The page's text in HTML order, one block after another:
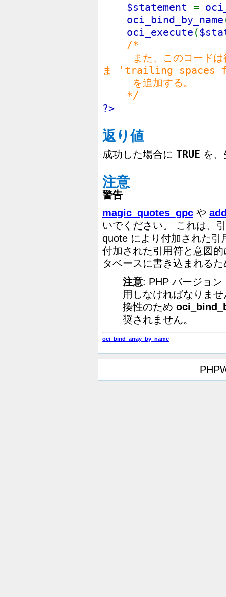
$statement =
oci_bind_by_name
oci_execute (
/*
また、このコードは
ま 'trailing
を追加する。
*/
?>
返り値
成功した場合に TRUE を
注意
警告
magic_quotes_gpc や
いでください。 これは、
quote により付加された
付加された引用符と意図
タベースに書き込まれる
注意: PHP バージョ
用しなければなりま
換性のため
奨されません。
oci_bind_array_by_name